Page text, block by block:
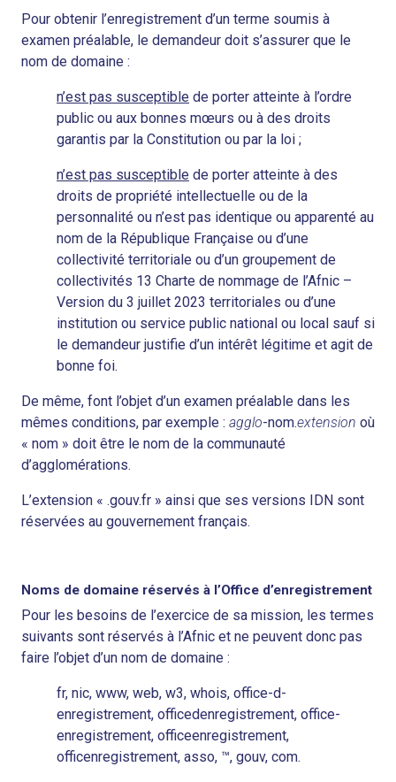
Pour obtenir l’enregistrement d’un terme soumis à
examen préalable, le demandeur doit s’assurer que le
nom de domaine :
n’est pas susceptible de porter atteinte à l’ordre
public ou aux bonnes mœurs ou à des droits
garantis par la Constitution ou par la loi ;
n’est pas susceptible de porter atteinte à des
droits de propriété intellectuelle ou de la
personnalité ou n’est pas identique ou apparenté au
nom de la République Française ou d’une
collectivité territoriale ou d’un groupement de
collectivités 13 Charte de nommage de l’Afnic –
Version du 3 juillet 2023 territoriales ou d’une
institution ou service public national ou local sauf si
le demandeur justifie d’un intérêt légitime et agit de
bonne foi.
De même, font l’objet d’un examen préalable dans les
mêmes conditions, par exemple : agglo-nom.extension où
« nom » doit être le nom de la communauté
d’agglomérations.
L’extension « .gouv.fr » ainsi que ses versions IDN sont
réservées au gouvernement français.
Noms de domaine réservés à l’Office d’enregistrement
Pour les besoins de l’exercice de sa mission, les termes
suivants sont réservés à l’Afnic et ne peuvent donc pas
faire l’objet d’un nom de domaine :
fr, nic, www, web, w3, whois, office-d-
enregistrement, officedenregistrement, office-
enregistrement, officeenregistrement,
officenregistrement, asso, ™, gouv, com.